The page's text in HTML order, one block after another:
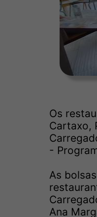
Os
Cartaxo,
-
As
Ana